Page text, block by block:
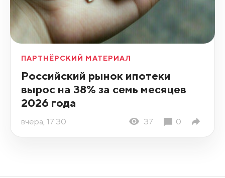
ПАРТНЁРСКИЙ МАТЕРИАЛ
Российский рынок ипотеки
вырос на 38% за семь месяцев
2026 года
вчера, 17:30 37 0